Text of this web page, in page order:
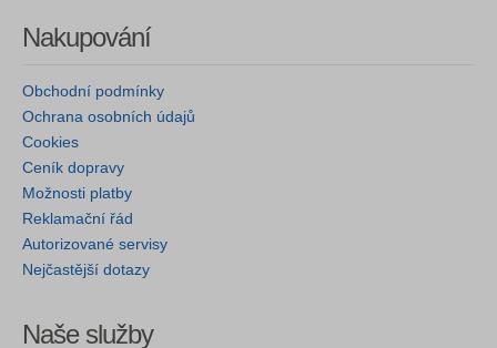
Nakupování
Obchodní podmínky
Ochrana osobních údajů
Cookies
Ceník dopravy
Možnosti platby
Reklamační řád
Autorizované servisy
Nejčastější dotazy
Naše služby